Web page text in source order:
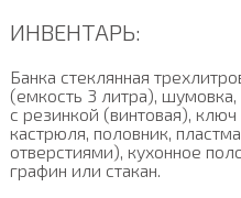
ИНВЕНТАРЬ:
Банка стеклянная
(емкость 3 литра),
с резинкой (винтовая),
кастрюля, половник,
отверстиями), кухонное
графин или стакан.